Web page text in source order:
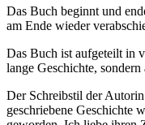
Das Buch beginnt und
am Ende wieder
Das Buch ist aufgeteilt in
lange Geschichte,
Der Schreibstil der
geschriebene Geschichte